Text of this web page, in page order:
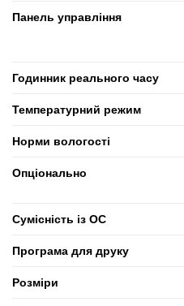
Панель управління
Годинник реального часу
Температурний режим
Норми вологості
Опціонально
Сумісність із ОС
Програма для друку
Розміри